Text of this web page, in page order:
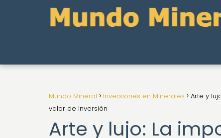
Mundo Mineral Inversiones en Minerales
Arte y
valor de inversión
Arte y lujo: La